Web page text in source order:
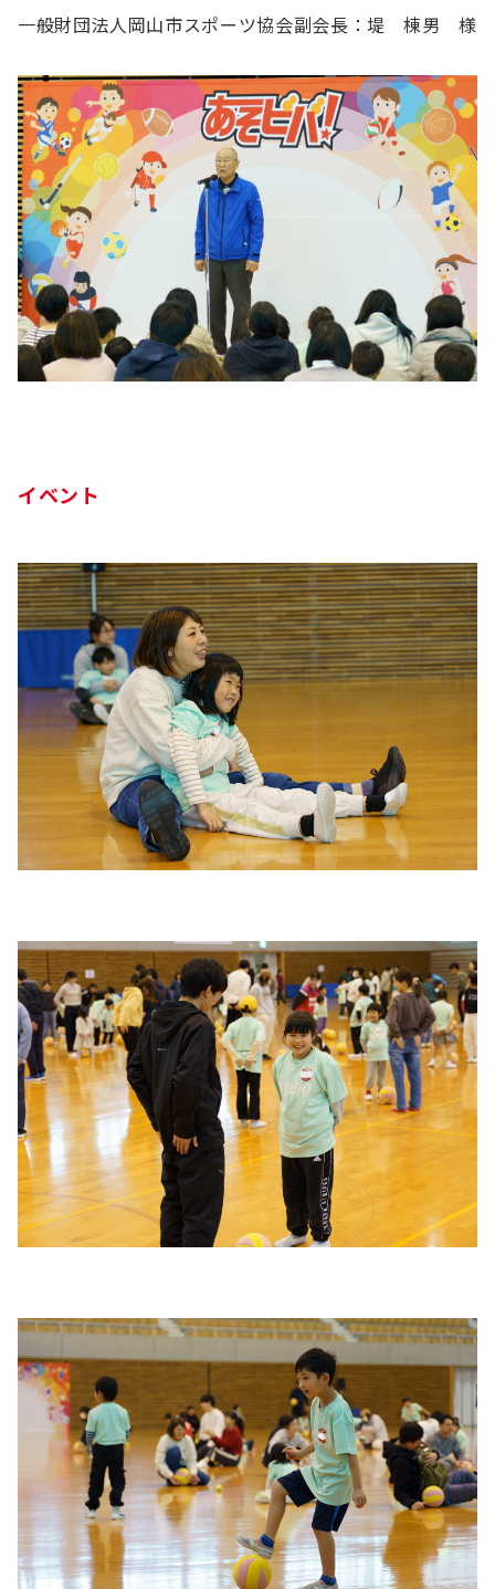
一般財団法人岡山市スポーツ協会副会長：堤 棟男 様
イベント